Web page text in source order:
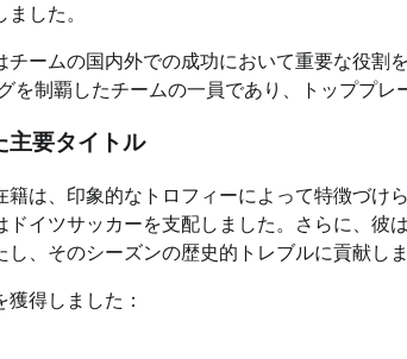
した。
ームの国内外での成功において重要な役割
を制覇したチームの一員であり、トッププレ
主要タイトル
は、印象的なトロフィーによって特徴づけ
イツサッカーを支配しました。さらに、彼
、そのシーズンの歴史的トレブルに貢献しま
得しました：